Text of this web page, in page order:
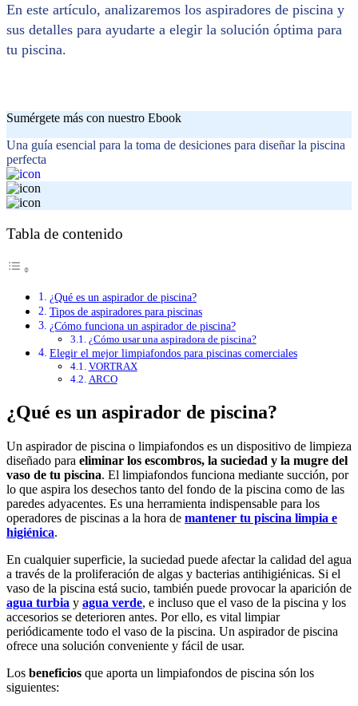
En este artículo, analizaremos los aspiradores de piscina y
sus detalles para ayudarte a elegir la solución óptima para
tu piscina.
Sumérgete más con nuestro Ebook
Una guía esencial para la toma de desiciones para diseñar la piscina
perfecta
Tabla de contenido
¿Qué es un aspirador de piscina?
Tipos de aspiradores para piscinas
¿Cómo funciona un aspirador de piscina?
¿Cómo usar una aspiradora de piscina?
Elegir el mejor limpiafondos para piscinas comerciales
VORTRAX
ARCO
¿Qué es un aspirador de piscina?
Un aspirador de piscina o limpiafondos es un dispositivo de limpieza
diseñado para eliminar los escombros, la suciedad y la mugre del
vaso de tu piscina. El limpiafondos funciona mediante succión, por
lo que aspira los desechos tanto del fondo de la piscina como de las
paredes adyacentes. Es una herramienta indispensable para los
operadores de piscinas a la hora de mantener tu piscina limpia e
higiénica.
En cualquier superficie, la suciedad puede afectar la calidad del agua
a través de la proliferación de algas y bacterias antihigiénicas. Si el
vaso de la piscina está sucio, también puede provocar la aparición de
agua turbia y agua verde, e incluso que el vaso de la piscina y los
accesorios se deterioren antes. Por ello, es vital limpiar
periódicamente todo el vaso de la piscina. Un aspirador de piscina
ofrece una solución conveniente y fácil de usar.
Los beneficios que aporta un limpiafondos de piscina són los
siguientes: